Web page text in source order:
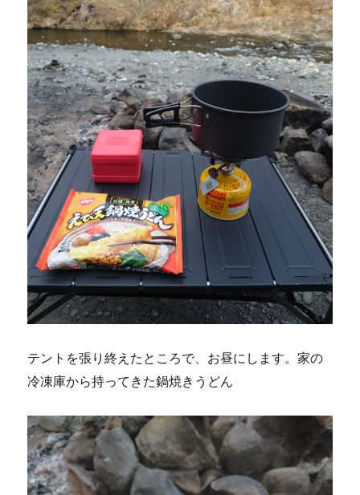
テントを張り終えたところで、お昼にします。家の
冷凍庫から持ってきた鍋焼きうどん